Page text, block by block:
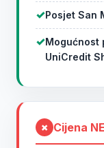
Posjet San
Mogućnost
UniCredit
✗ Cijena NE